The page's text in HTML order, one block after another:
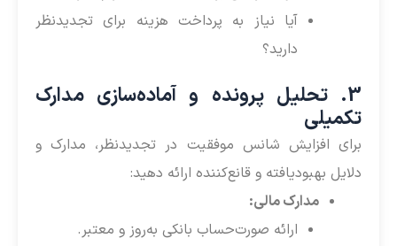
آیا نیاز به پرداخت هزینه برای تجدیدنظر
دارید؟
3. تحلیل پرونده و آماده‌سازی مدارک
تکمیلی
برای افزایش شانس موفقیت در تجدیدنظر، مدارک و
دلایل بهبودیافته و قانع‌کننده ارائه دهید:
مدارک مالی:
ارائه صورت‌حساب بانکی به‌روز و معتبر.